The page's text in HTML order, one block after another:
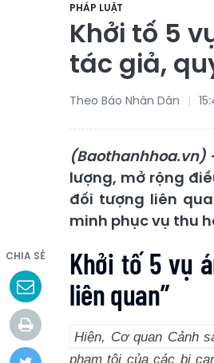
PHÁP LUẬT
Khởi tố 5
tác giả,
Theo Báo Nhân Dân
(Baothanhhoa.vn)
lượng, mở rộng
đối tượng liên
minh phục vụ thu
CHIA SẺ
Khởi tố 5 vụ
liên quan”
Hiện, Cơ quan Cảnh
phạm tội của các bị